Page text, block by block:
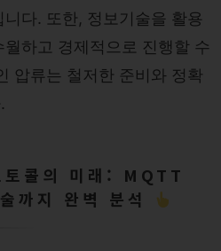
다. 또한, 정보기술을 활용
하고 경제적으로 진행할 수
압류는 철저한 준비와 정확
콜의 미래: MQTT
까지 완벽 분석